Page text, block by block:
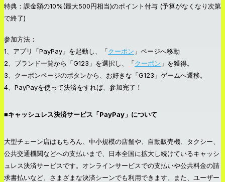
特典：課金額の10%(最大500円相当)のポイント付与 (予算がなくなり次第
で終了)
参加方法：
1、アプリ「PayPay」を起動し、「クーポン 」ページへ移動
2、ブランド一覧から「G123」を選択し、「クーポン 」を獲得。
3、クーポンページのボタンから、お好きな「G123」ゲームへ遷移。
4、PayPayを使って決済をすれば、参加完了！
■キャッシュレス決済サービス「PayPay」について
大型チェーン店はもちろん、中小規模の店舗や、自動販売機、タクシー、
公共交通機関などへの支払いまで、日本全国に拡大し続けているキャッシ
ュレス決済サービスです。オンラインサービスでの支払いや公共料金の請
求書払いなど、さまざまな決済シーンでも利用できます。また、ユーザー